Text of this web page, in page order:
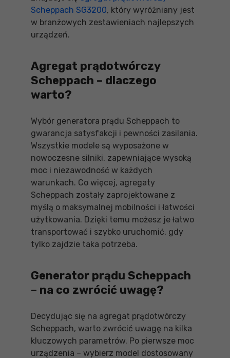
Scheppach SG3200, który wyróżniany jest
w branżowych zestawieniach najlepszych
urządzeń.
Agregat prądotwórczy
Scheppach – dlaczego
warto?
Wybór generatora prądu Scheppach to
gwarancja satysfakcji i pewności zasilania.
Wszystkie modele są wyposażone w
nowoczesne silniki, zapewniające wysoką
moc i niezawodność w każdych
warunkach. Co więcej, agregaty
Scheppach zostały zaprojektowane z
myślą o maksymalnej mobilności i łatwości
użytkowania. Dzięki temu możesz je łatwo
transportować i szybko uruchomić, gdy
tylko zajdzie taka potrzeba.
Generator prądu Scheppach
– na co zwrócić uwagę?
Decydując się na agregat prądotwórczy
Scheppach, warto zwrócić uwagę na kilka
kluczowych parametrów. Po pierwsze moc
urządzenia – wybierz model dostosowany